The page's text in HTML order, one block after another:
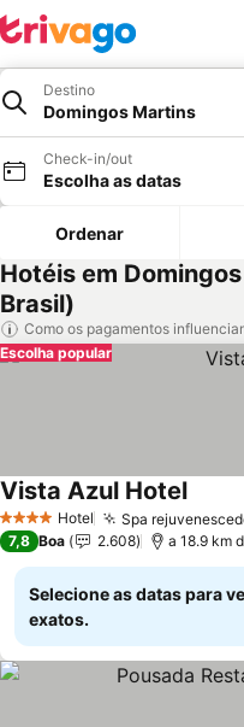
Destino
Domingos Martins
Check-in/out
Escolha as datas
Ordenar
Hotéis em
Brasil)
Como os pagamentos
Escolha popular
4 EstrelasHotel Spa
Vista Azul Hotel
7,8 Boa 2.608 a 18.9 km
Selecione as datas para
exatos.